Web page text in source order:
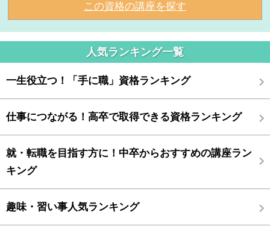
この資格の講座を探す
人気ランキング一覧
一生役立つ！「手に職」資格ランキング
仕事につながる！高卒で取得できる資格ランキング
就・転職を目指す方に！中卒からおすすめの講座ラン
キング
趣味・習い事人気ランキング